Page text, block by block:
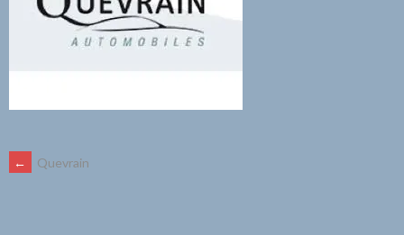
NAVIGATION
← Quevrain